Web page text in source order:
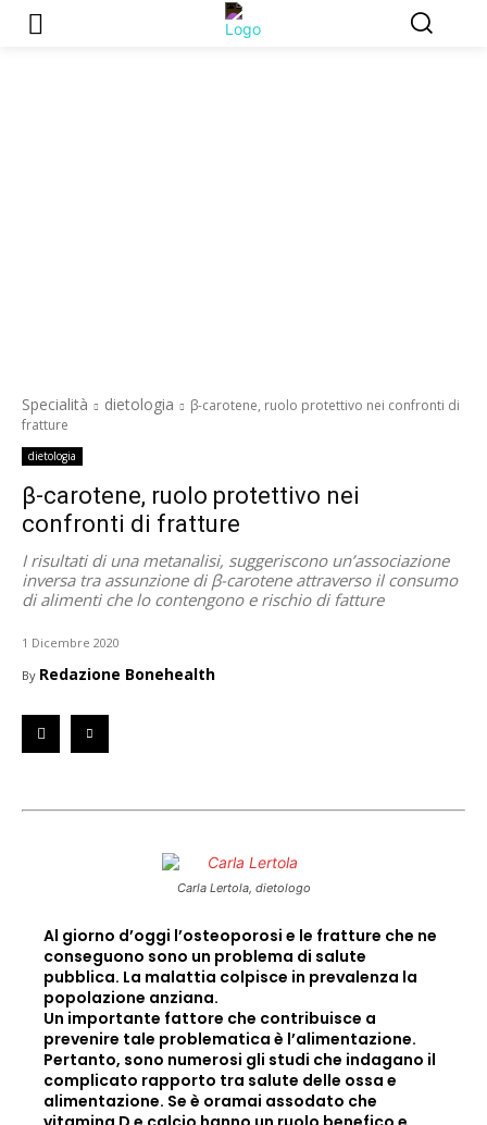
Specialità dietologia
β-carotene, ruolo protettivo nei confronti di
fratture
dietologia
β-carotene, ruolo protettivo nei
confronti di fratture
I risultati di una metanalisi, suggeriscono un’associazione
inversa tra assunzione di β-carotene attraverso il consumo
di alimenti che lo contengono e rischio di fatture
1 Dicembre 2020
By Redazione Bonehealth
Carla Lertola, dietologo
Al giorno d’oggi l’osteoporosi e le fratture che ne
conseguono sono un problema di salute
pubblica. La malattia colpisce in prevalenza la
popolazione anziana.
Un importante fattore che contribuisce a
prevenire tale problematica è l’alimentazione.
Pertanto, sono numerosi gli studi che indagano il
complicato rapporto tra salute delle ossa e
alimentazione. Se è oramai assodato che